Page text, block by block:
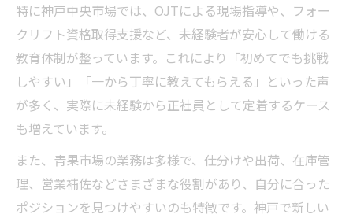
特に神戸中央市場では、OJTによる現場指導や、フォー
クリフト資格取得支援など、未経験者が安心して働ける
教育体制が整っています。これにより「初めてでも挑戦
しやすい」「一から丁寧に教えてもらえる」といった声
が多く、実際に未経験から正社員として定着するケース
も増えています。
また、青果市場の業務は多様で、仕分けや出荷、在庫管
理、営業補佐などさまざまな役割があり、自分に合った
ポジションを見つけやすいのも特徴です。神戸で新しい